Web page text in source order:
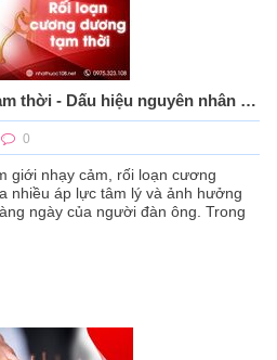
Rối loạn cương dương tạm thời - Dấu hiệu nguyên nhân và cách khắc phục
0
giới nhạy cảm, rối loạn cương
nhiều áp lực tâm lý và ảnh hưởng
ngày của người đàn ông. Trong